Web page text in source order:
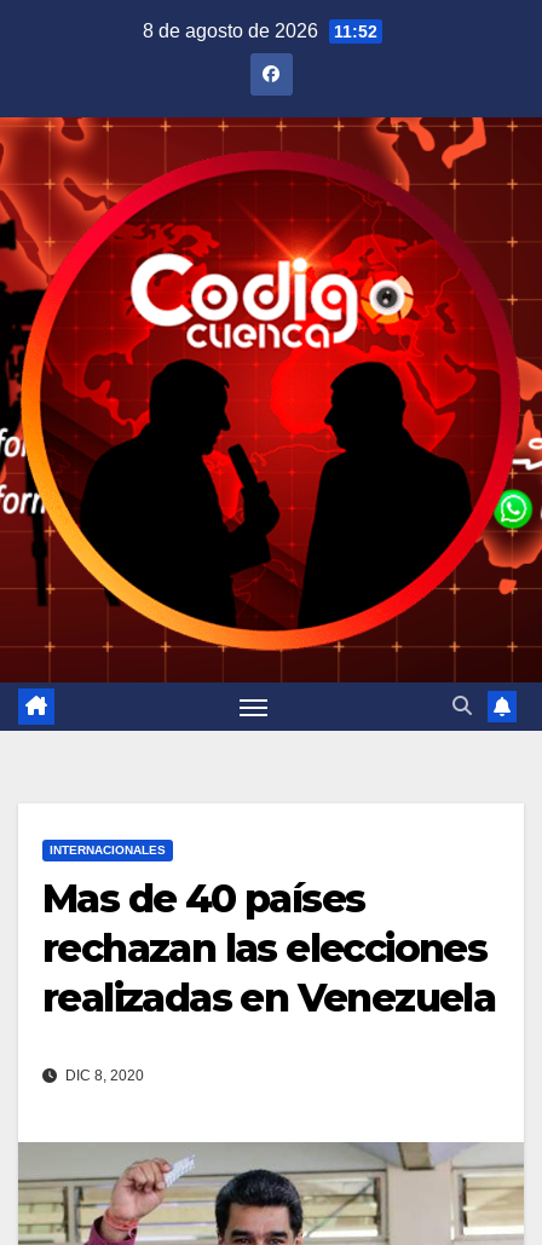
8 de agosto de 2026 11:52
INTERNACIONALES
Mas de 40 países
rechazan las elecciones
realizadas en Venezuela
DIC 8, 2020